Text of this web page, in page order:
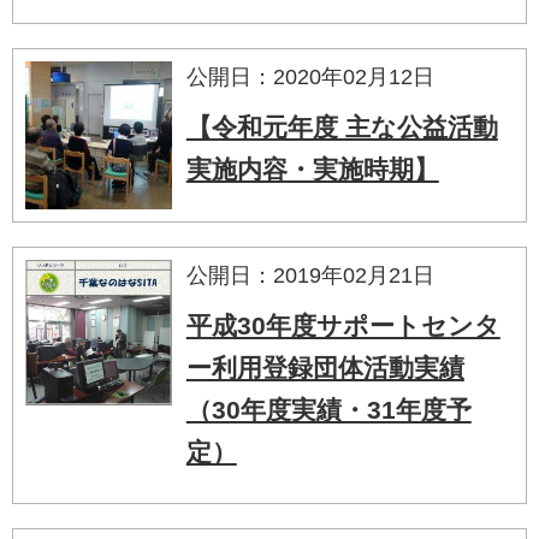
公開日：2020年02月12日
【令和元年度 主な公益活動
実施内容・実施時期】
公開日：2019年02月21日
平成30年度サポートセンタ
ー利用登録団体活動実績
（30年度実績・31年度予
定）